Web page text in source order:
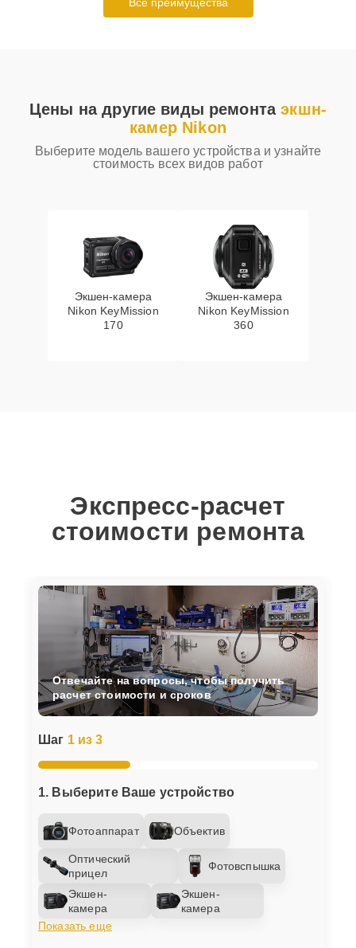
Цены на другие виды ремонтаэкшн-
камер Nikon
Выберите модель вашего устройства и узнайте
стоимость всех видов работ
Экшен-камера
Nikon KeyMission
170
Экшен-камера
Nikon KeyMission
360
Экспресс-расчет
стоимости ремонта
Шаг 1 из 3
1. Выберите Ваше устройство
Фотоаппарат Объектив
Оптический
прицел
Фотовспышка
Экшен-
камера
Экшен-
камера
Показать еще
Отвечайте на вопросы, чтобы получить
расчет стоимости и сроков